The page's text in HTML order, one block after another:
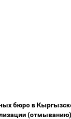
бюро в